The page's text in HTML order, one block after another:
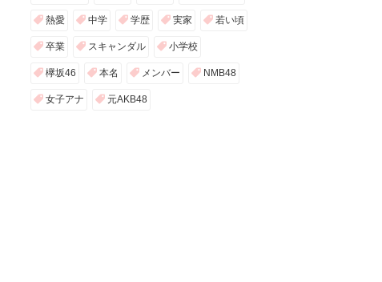
熱愛 中学 学歴 実家 若い頃
卒業 スキャンダル 小学校
欅坂46 本名 メンバー NMB48
女子アナ 元AKB48